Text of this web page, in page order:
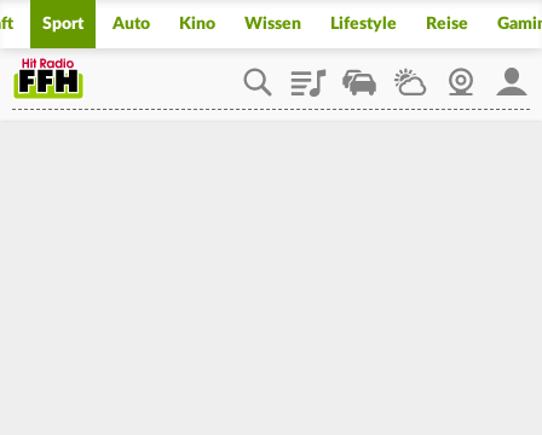
Sport Auto Kino Wissen Lifestyle Reise
PlaylistStaupilotWetterWebcam